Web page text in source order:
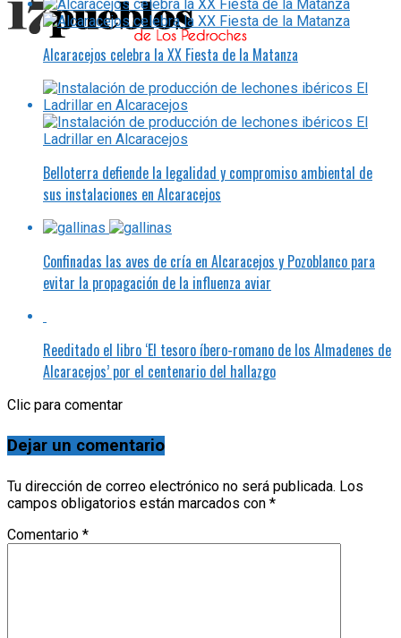
Alcaracejos celebra la XX Fiesta de la Matanza
Belloterra defiende la legalidad y compromiso ambiental de
sus instalaciones en Alcaracejos
Confinadas las aves de cría en Alcaracejos y Pozoblanco para
evitar la propagación de la influenza aviar
Reeditado el libro ‘El tesoro íbero-romano de los Almadenes de
Alcaracejos’ por el centenario del hallazgo
Clic para comentar
Dejar un comentario
Tu dirección de correo electrónico no será publicada. Los
campos obligatorios están marcados con *
Comentario *